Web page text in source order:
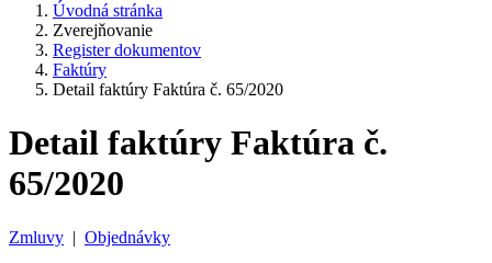
Úvodná stránka
Zverejňovanie
Register dokumentov
Faktúry
Detail faktúry Faktúra č. 65/2020
Detail faktúry Faktúra č.
65/2020
Zmluvy | Objednávky